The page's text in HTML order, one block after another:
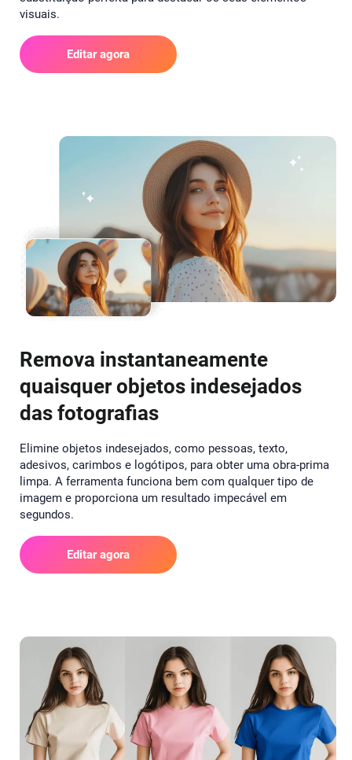
visuais.
Editar agora
Remova instantaneamente
quaisquer objetos indesejados
das fotografias
Elimine objetos indesejados, como pessoas, texto,
adesivos, carimbos e logótipos, para obter uma obra-prima
limpa. A ferramenta funciona bem com qualquer tipo de
imagem e proporciona um resultado impecável em
segundos.
Editar agora